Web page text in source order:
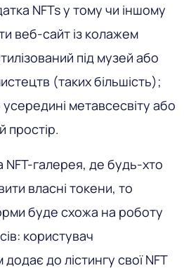
NFTs у тому чи іншому
веб-сайт із колажем
під музей або
(таких більшість);
усередині метавсесвіту або
простір.
галерея, де будь-хто
власні токени, то
буде схожа на роботу
користувач
додає до лістингу свої NFT